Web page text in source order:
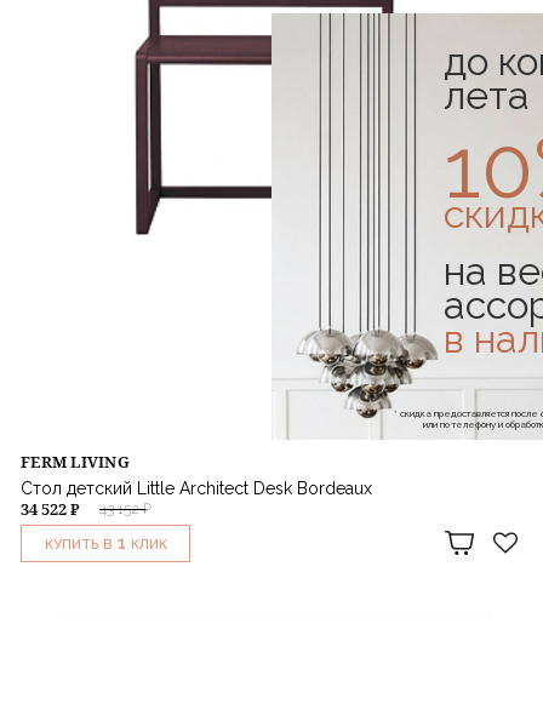
FERM LIVING
Стол детский Little Architect Desk Bordeaux
43 152 ₽
34 522 ₽
КУПИТЬ В 1 КЛИК
до
лета
на
в
* скидка предоставляется
или по телефону и